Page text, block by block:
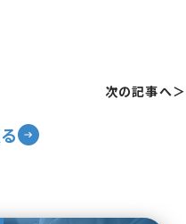
次の記事へ＞